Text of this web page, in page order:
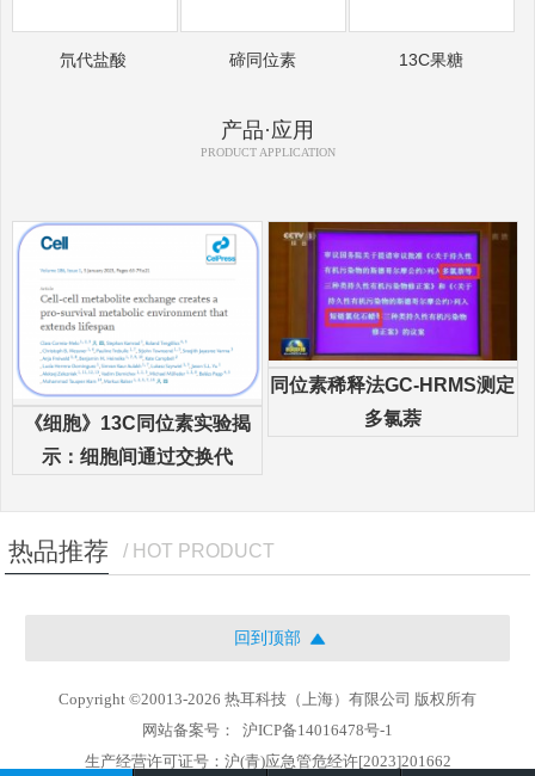
氘代盐酸 碲同位素 13C果糖
产品·应用
PRODUCT APPLICATION
《细胞》13C同位素实验揭
示：细胞间通过交换代
同位素稀释法GC-HRMS测定
多氯萘
热品推荐 / HOT PRODUCT
回到顶部
Copyright ©20013-2026 热耳科技（上海）有限公司 版权所有
网站备案号：
沪ICP备14016478号-1
生产经营许可证号：沪(青)应急管危经许[2023]201662